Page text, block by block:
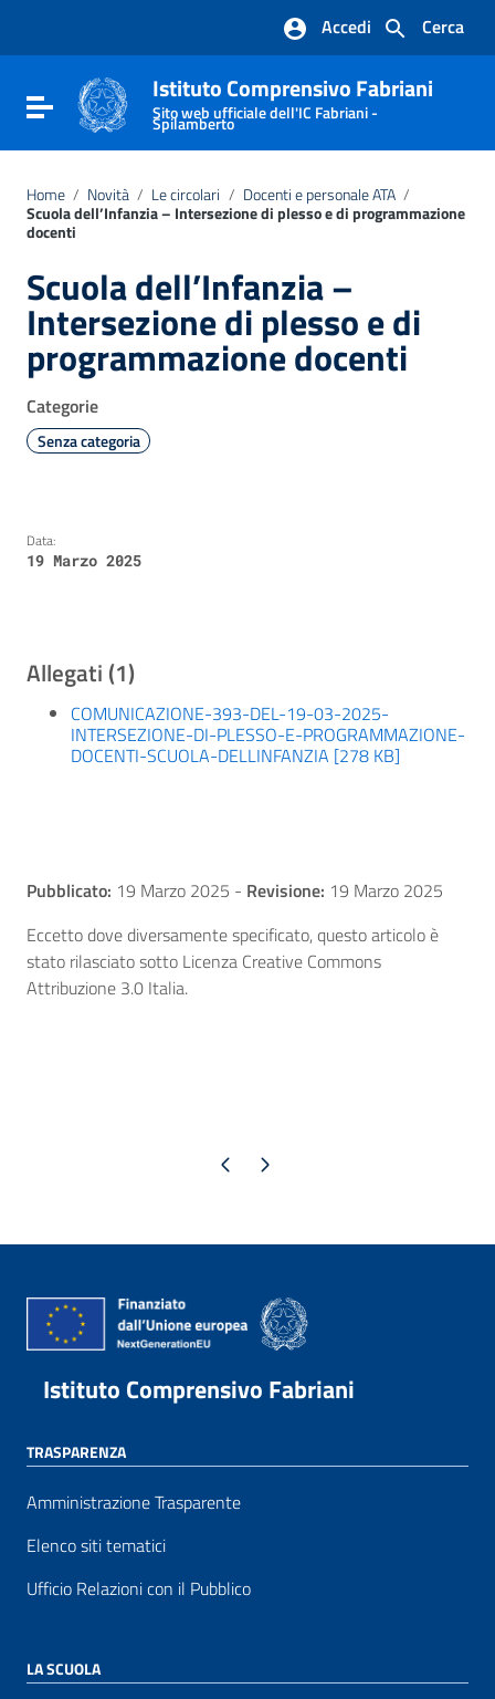
Vai al footer
Cerca
Accedi
Attiva / disattiva la navigazione
Istituto Comprensivo Fabriani
Sito web ufficiale dell'IC Fabriani -
Spilamberto
Home / Novità / Le circolari / Docenti e personale ATA /
Scuola dell’Infanzia – Intersezione di plesso e di programmazione
docenti
Scuola dell’Infanzia –
Intersezione di plesso e di
programmazione docenti
Categorie
Senza categoria
Data:
19 Marzo 2025
Allegati (1)
COMUNICAZIONE-393-DEL-19-03-2025-
INTERSEZIONE-DI-PLESSO-E-PROGRAMMAZIONE-
DOCENTI-SCUOLA-DELLINFANZIA [278 KB]
Pubblicato: 19 Marzo 2025 - Revisione: 19 Marzo 2025
Eccetto dove diversamente specificato, questo articolo è
stato rilasciato sotto Licenza Creative Commons
Attribuzione 3.0 Italia.
Pagina precedente
Pagina successiva
Istituto Comprensivo Fabriani
TRASPARENZA
Amministrazione Trasparente
Elenco siti tematici
Ufficio Relazioni con il Pubblico
LA SCUOLA